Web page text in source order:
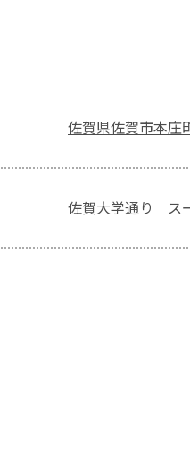
佐賀県佐賀市本
佐賀大学通り ス